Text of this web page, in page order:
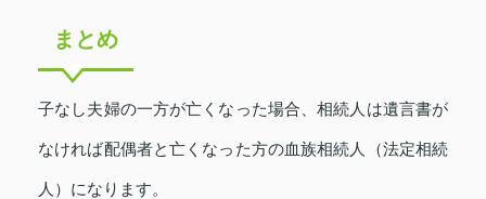
まとめ
子なし夫婦の一方が亡くなった場合、相続人は遺言書が
なければ配偶者と亡くなった方の血族相続人（法定相続
人）になります。